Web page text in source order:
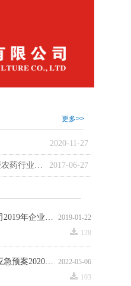
更多>>
2020-11-27
2017-06-27
第四届农药行业经济运行分析会暨农药行业排行榜发布会
2019-01-22
陕西恒田生物农业有限公司2019年企业自行监测方案.doc
끂 128
2022-05-06
渭南恒田生物重污染天气应急预案2020（修订版）(1)(1).doc
끂 103